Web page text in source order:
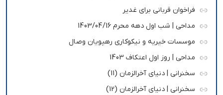
فراخوان قربانی برای غدیر
مداحی | شب اول دهه محرم 1403/04/16
موسسات خیریه و نیکوکاری رهپویان وصال
مداحی | روز اول اعتکاف 1403
سخنرانی | دنیای آخرالزمان (11)
سخنرانی | دنیای آخرالزمان (12)